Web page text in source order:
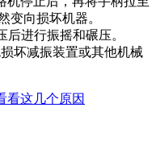
变向损坏机器。
后进行振摇和碾压。
坏减振装置或其他机械
看这几个原因